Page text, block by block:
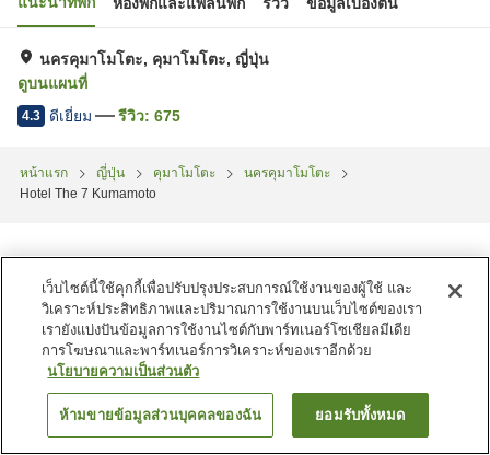
นครคุมาโมโตะ, คุมาโมโตะ, ญี่ปุ่น
ดูบนแผนที่
4.3 ดีเยี่ยม รีวิว: 675
หน้าแรก ญี่ปุ่น คุมาโมโตะ
นครคุมาโมโตะ
Hotel The 7 Kumamoto
ค้นหาห้องพัก
เว็บไซต์นี้ใช้คุกกี้เพื่อปรับปรุงประสบการณ์ใช้งานของผู้ใช้ และ
วิเคราะห์ประสิทธิภาพและปริมาณการใช้งานบนเว็บไซต์ของเรา
เรายังแบ่งปันข้อมูลการใช้งานไซต์กับพาร์ทเนอร์โซเชียลมีเดีย
การโฆษณาและพาร์ทเนอร์การวิเคราะห์ของเราอีกด้วย
นโยบายความเป็นส่วนตัว
ห้ามขายข้อมูลส่วนบุคคลของฉัน ยอมรับทั้งหมด